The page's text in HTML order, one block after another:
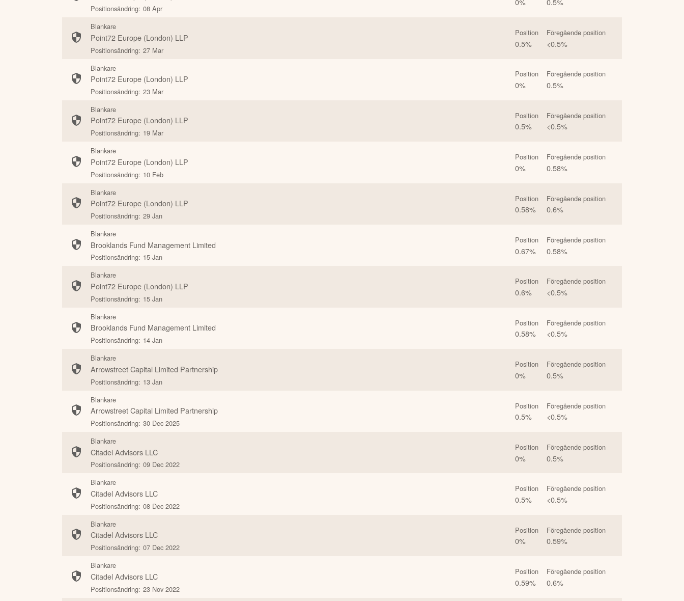
Positionsändring: 08 Apr
Blankare
Point72 Europe (London) LLP
Positionsändring: 27 Mar
Position
0.5%
Föregående position
<0.5%
Blankare
Point72 Europe (London) LLP
Positionsändring: 23 Mar
Position
0%
Föregående position
0.5%
Blankare
Point72 Europe (London) LLP
Positionsändring: 19 Mar
Position
0.5%
Föregående position
<0.5%
Blankare
Point72 Europe (London) LLP
Positionsändring: 10 Feb
Position
0%
Föregående position
0.58%
Blankare
Point72 Europe (London) LLP
Positionsändring: 29 Jan
Position
0.58%
Föregående position
0.6%
Blankare
Brooklands Fund Management Limited
Positionsändring: 15 Jan
Position
0.67%
Föregående position
0.58%
Blankare
Point72 Europe (London) LLP
Positionsändring: 15 Jan
Position
0.6%
Föregående position
<0.5%
Blankare
Brooklands Fund Management Limited
Positionsändring: 14 Jan
Position
0.58%
Föregående position
<0.5%
Blankare
Arrowstreet Capital Limited Partnership
Positionsändring: 13 Jan
Position
0%
Föregående position
0.5%
Blankare
Arrowstreet Capital Limited Partnership
Positionsändring: 30 Dec 2025
Position
0.5%
Föregående position
<0.5%
Blankare
Citadel Advisors LLC
Positionsändring: 09 Dec 2022
Position
0%
Föregående position
0.5%
Blankare
Citadel Advisors LLC
Positionsändring: 08 Dec 2022
Position
0.5%
Föregående position
<0.5%
Blankare
Citadel Advisors LLC
Positionsändring: 07 Dec 2022
Position
0%
Föregående position
0.59%
Blankare
Citadel Advisors LLC
Positionsändring: 23 Nov 2022
Position
0.59%
Föregående position
0.6%